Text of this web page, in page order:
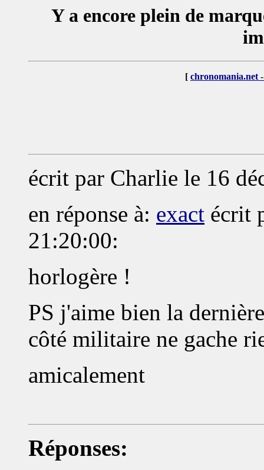
Y a encore plein de
[ chronomania.net
écrit par Charlie le 16
en réponse à: exact écrit
21:20:00:
horlogère !
PS j'aime bien la
côté militaire ne gache
amicalement
Réponses: